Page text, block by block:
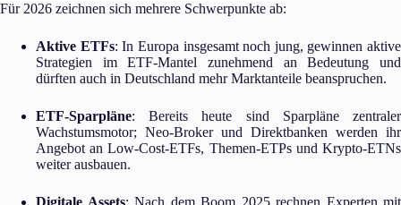
Für 2026 zeichnen sich mehrere Schwerpunkte ab:
Aktive ETFs: In Europa insgesamt noch jung, gewinnen aktive
Strategien im ETF‑Mantel zunehmend an Bedeutung und
dürften auch in Deutschland mehr Marktanteile beanspruchen.
ETF‑Sparpläne: Bereits heute sind Sparpläne zentraler
Wachstumsmotor; Neo‑Broker und Direktbanken werden ihr
Angebot an Low‑Cost‑ETFs, Themen‑ETPs und Krypto‑ETNs
weiter ausbauen.